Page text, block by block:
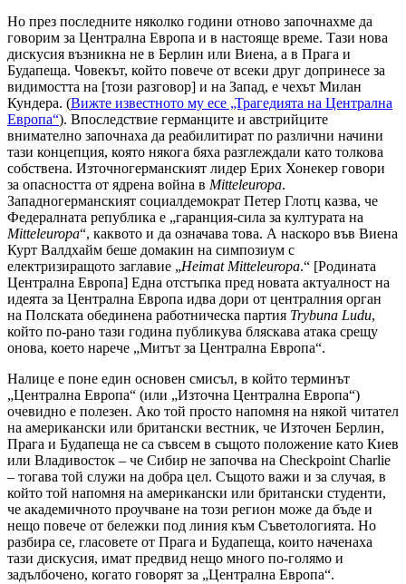
Но през последните няколко години отново започнахме да
говорим за Централна Европа и в настояще време. Тази нова
дискусия възникна не в Берлин или Виена, а в Прага и
Будапеща. Човекът, който повече от всеки друг допринесе за
видимостта на [този разговор] и на Запад, е чехът Милан
Кундера. (Вижте известното му есе „Трагедията на Централна
Европа“). Впоследствие германците и австрийците
внимателно започнаха да реабилитират по различни начини
тази концепция, която някога бяха разглеждали като толкова
собствена. Източногерманският лидер Ерих Хонекер говори
за опасността от ядрена война в Mitteleuropa.
Западногерманският социалдемократ Петер Глотц казва, че
Федералната република е „гаранция-сила за културата на
Mitteleuropa“, каквото и да означава това. А наскоро във Виена
Курт Валдхайм беше домакин на симпозиум с
електризиращото заглавие „Heimat Mitteleuropa.“ [Родината
Централна Европа] Една отстъпка пред новата актуалност на
идеята за Централна Европа идва дори от централния орган
на Полската обединена работническа партия Trybuna Ludu,
който по-рано тази година публикува бляскава атака срещу
онова, което нарече „Митът за Централна Европа“.
Налице е поне един основен смисъл, в който терминът
„Централна Европа“ (или „Източна Централна Европа“)
очевидно е полезен. Ако той просто напомня на някой читател
на американски или британски вестник, че Източен Берлин,
Прага и Будапеща не са съвсем в същото положение като Киев
или Владивосток – че Сибир не започва на Checkpoint Charlie
– тогава той служи на добра цел. Същото важи и за случая, в
който той напомня на американски или британски студенти,
че академичното проучване на този регион може да бъде и
нещо повече от бележки под линия към Съветологията. Но
разбира се, гласовете от Прага и Будапеща, които наченаха
тази дискусия, имат предвид нещо много по-голямо и
задълбочено, когато говорят за „Централна Европа“.